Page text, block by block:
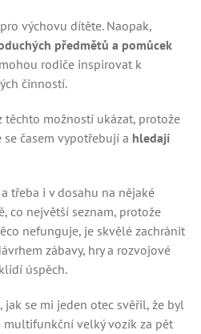
výchovu dítěte. Naopak,
předmětů a pomůcek
rodiče inspirovat k
činností.
těchto možností ukázat, protože
časem vypotřebují a hledají
a třeba i v dosahu na nějaké
co největší seznam, protože
nefunguje, je skvělé zachránit
zábavy, hry a rozvojové
úspěch.
jak se mi jeden otec svěřil, že byl
multifunkční velký vozík za pět